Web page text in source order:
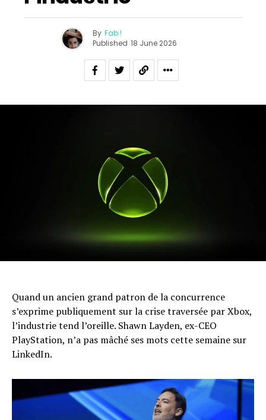
By Fab !
Published 18 June 2026
Quand un ancien grand patron de la concurrence
s’exprime publiquement sur la crise traversée par Xbox,
l’industrie tend l’oreille. Shawn Layden, ex-CEO
PlayStation, n’a pas mâché ses mots cette semaine sur
LinkedIn.